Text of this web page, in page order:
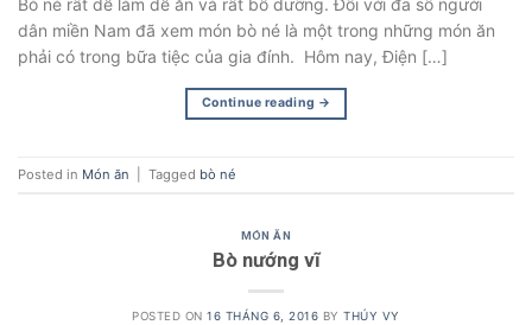
dân miền Nam đã xem món bò né là một trong những món ăn
phải có trong bữa tiệc của gia đính. Hôm nay, Điện […]
Continue reading →
Posted in Món ăn Tagged bò né
MÓN ĂN
Bò nướng vĩ
POSTED ON16 THÁNG 6, 2016 BYTHÚY VY